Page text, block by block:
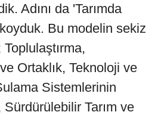
Adını da 'Tarımda
Bu modelin sekiz
Toplulaştırma,
Ortaklık, Teknoloji ve
Sistemlerinin
Tarım ve